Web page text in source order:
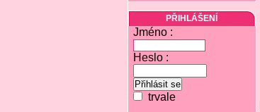
PŘIHLÁŠENÍ
Jméno :
Heslo :
trvale